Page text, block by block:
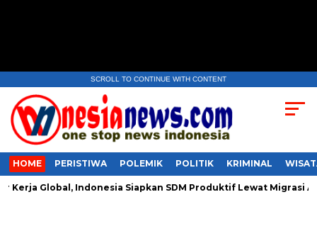
SCROLL TO CONTINUE WITH CONTENT
HOME PERISTIWA POLEMIK POLITIK KRIMINAL
Global, Indonesia Siapkan SDM Produktif Lewat Migrasi Aman